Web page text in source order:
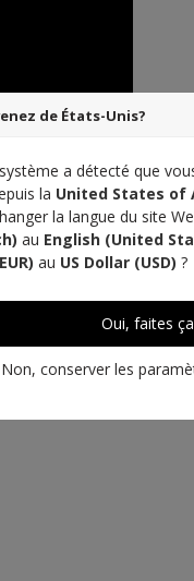
en
de États-Unis?
a détecté que
la United States of
la langue du site
au English (United
au US Dollar (USD) ?
Oui, faites
Non, conserver les